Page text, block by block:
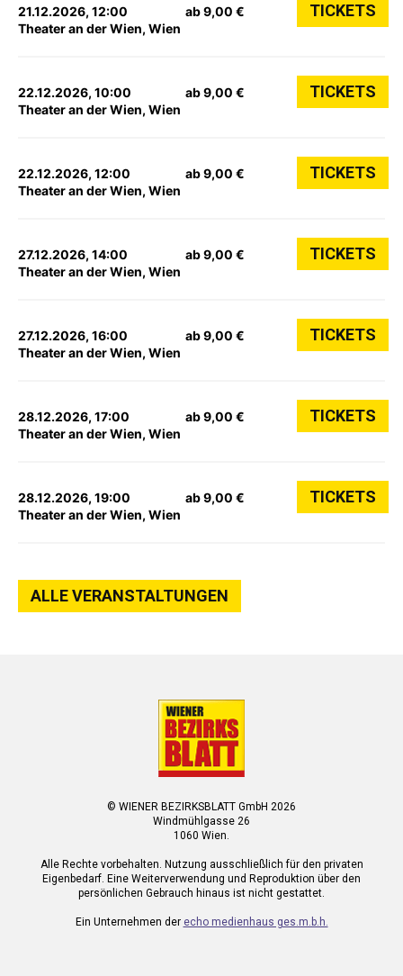
21.12.2026, 12:00
Theater an der Wien, Wien
ab 9,00 € TICKETS
22.12.2026, 10:00
Theater an der Wien, Wien
ab 9,00 € TICKETS
22.12.2026, 12:00
Theater an der Wien, Wien
ab 9,00 € TICKETS
27.12.2026, 14:00
Theater an der Wien, Wien
ab 9,00 € TICKETS
27.12.2026, 16:00
Theater an der Wien, Wien
ab 9,00 € TICKETS
28.12.2026, 17:00
Theater an der Wien, Wien
ab 9,00 € TICKETS
28.12.2026, 19:00
Theater an der Wien, Wien
ab 9,00 € TICKETS
ALLE VERANSTALTUNGEN
© WIENER BEZIRKSBLATT GmbH 2026
Windmühlgasse 26
1060 Wien.
Alle Rechte vorbehalten. Nutzung ausschließlich für den privaten
Eigenbedarf. Eine Weiterverwendung und Reproduktion über den
persönlichen Gebrauch hinaus ist nicht gestattet.
Ein Unternehmen der echo medienhaus ges.m.b.h.